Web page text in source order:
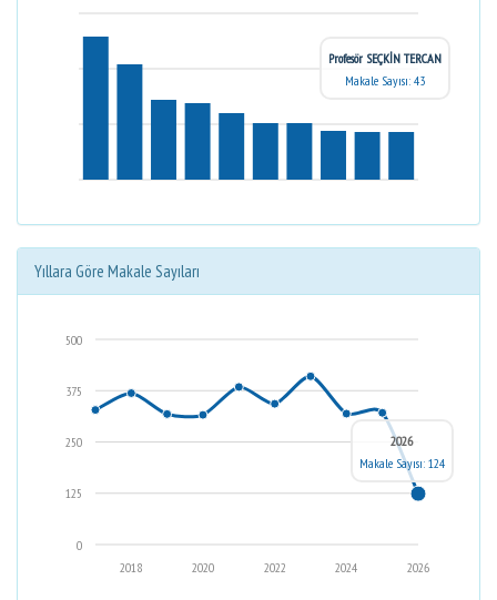
Profesör SEÇKİN TERCAN
Makale Sayısı: 43
Yıllara Göre Makale Sayıları
0
125
250
375
500
2026
2024
2022
2020
2018
2026
Makale Sayısı: 124